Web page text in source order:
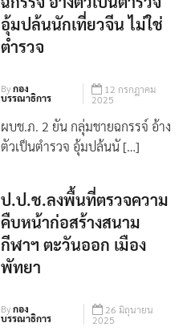
ผบช.ภ. 2 ยัน กลุ่มชาย
ฉกรรจ์ อ้างตัวเป็นตำรวจ
อุ้มปล้นนักเที่ยวจีน ไม่ใช่
ตำรวจ
By กอง
บรรณาธิการ
12 กรกฎาคม
2025
ผบช.ภ. 2 ยัน กลุ่มชายฉกรรจ์ อ้าง
ป.ป.ช.ลงพื้นที่ตรวจความ
คืบหน้าก่อสร้างสนาม
กีฬาฯ ตะวันออก เมือง
พัทยา